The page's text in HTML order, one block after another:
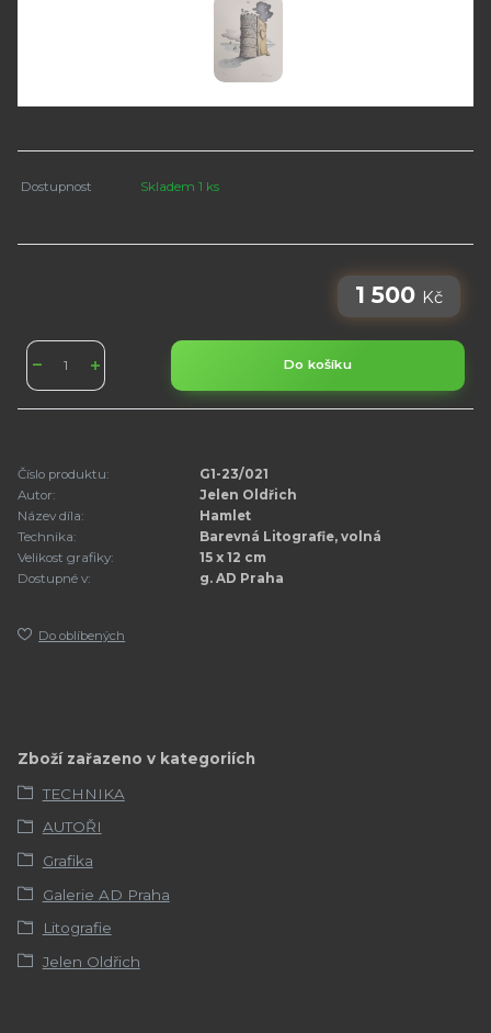
Dostupnost Skladem 1 ks
1 500 Kč
Do košíku
Číslo produktu:
G1-23/021
Autor:
Jelen Oldřich
Název díla:
Hamlet
Technika:
Barevná Litografie, volná
Velikost grafiky:
15 x 12 cm
Dostupné v:
g. AD Praha
Do oblíbených
Zboží zařazeno v kategoriích
TECHNIKA
AUTOŘI
Grafika
Galerie AD Praha
Litografie
Jelen Oldřich